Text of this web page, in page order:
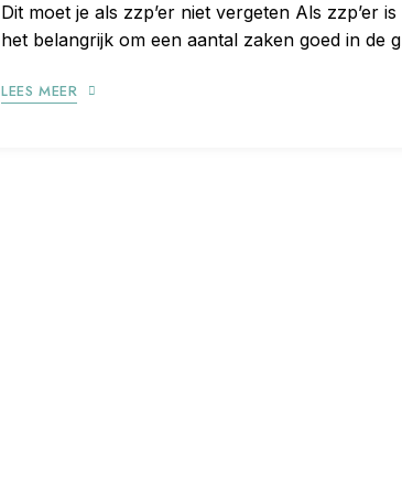
Dit moet je als zzp’er niet vergeten Als zzp’er is
het belangrijk om een aantal zaken goed in de g
LEES MEER